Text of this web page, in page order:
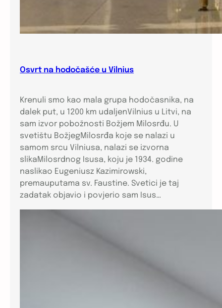
Osvrt na hodočašće u Vilnius
Krenuli smo kao mala grupa hodočasnika, na
dalek put, u 1200 km udaljenVilnius u Litvi, na
sam izvor pobožnosti Božjem Milosrđu. U
svetištu BožjegMilosrđa koje se nalazi u
samom srcu Vilniusa, nalazi se izvorna
slikaMilosrdnog Isusa, koju je 1934. godine
naslikao Eugeniusz Kazimirowski,
premauputama sv. Faustine. Svetici je taj
zadatak objavio i povjerio sam Isus…